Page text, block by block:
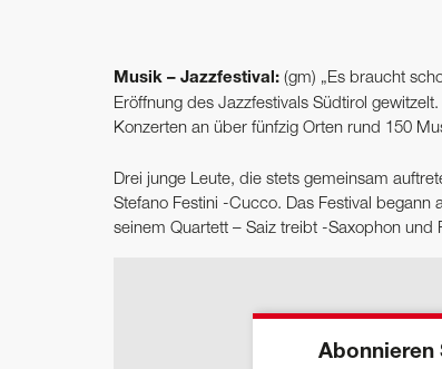
Musik – Jazzfestival: (gm) „Es braucht
Eröffnung des Jazzfestivals Südtirol
Konzerten an über fünfzig Orten rund 150
Drei junge Leute, die stets gemeinsam
Stefano Festini -Cucco. Das Festival begann
seinem Quartett – Saiz treibt -Saxophon und
Abonnieren